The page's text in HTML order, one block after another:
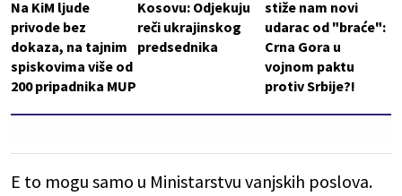
Na KiM ljude
privode bez
dokaza, na tajnim
spiskovima više od
200 pripadnika MUP
Kosovu: Odjekuju
reči ukrajinskog
predsednika
stiže nam novi
udarac od "braće":
Crna Gora u
vojnom paktu
protiv Srbije?!
E to mogu samo u Ministarstvu vanjskih poslova.